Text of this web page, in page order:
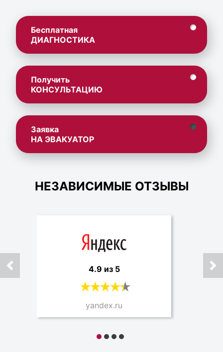
Бесплатная
ДИАГНОСТИКА
Получить
КОНСУЛЬТАЦИЮ
Заявка
НА ЭВАКУАТОР
НЕЗАВИСИМЫЕ ОТЗЫВЫ
4.9 из 5
yandex.ru